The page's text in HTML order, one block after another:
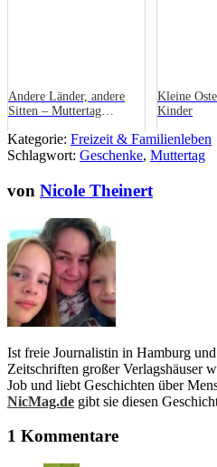
Andere Länder, andere
Sitten – Muttertag
Kleine
Kinder
Kategorie: Freizeit & Familienleben
Schlagwort: Geschenke, Muttertag
von Nicole Theinert
Ist freie Journalistin in Hamburg
Zeitschriften großer Verlagshäuser
Job und liebt Geschichten über
NicMag.de gibt sie diesen
1 Kommentare